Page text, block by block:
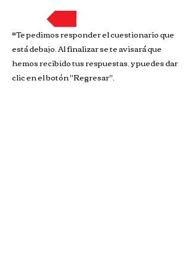
*Te pedimos responder el cuestionario que
está debajo. Al finalizar se te avisará que
hemos recibido tus respuestas, y puedes dar
clic en el botón "Regresar".